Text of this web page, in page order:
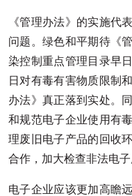
《管理办法》的实施代
问题。绿色和平期待《
染控制重点管理目录早
日对有毒有害物质限制
办法》真正落到实处。
和规范电子企业使用有
理废旧电子产品的回收
合作，加大检查非法电子
电子企业应该更加高瞻